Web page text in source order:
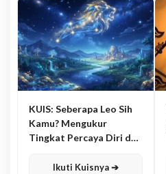
KUIS: Seberapa Leo Sih
Kamu? Mengukur
Tingkat Percaya Diri dan
Ikuti Kuisnya ➔